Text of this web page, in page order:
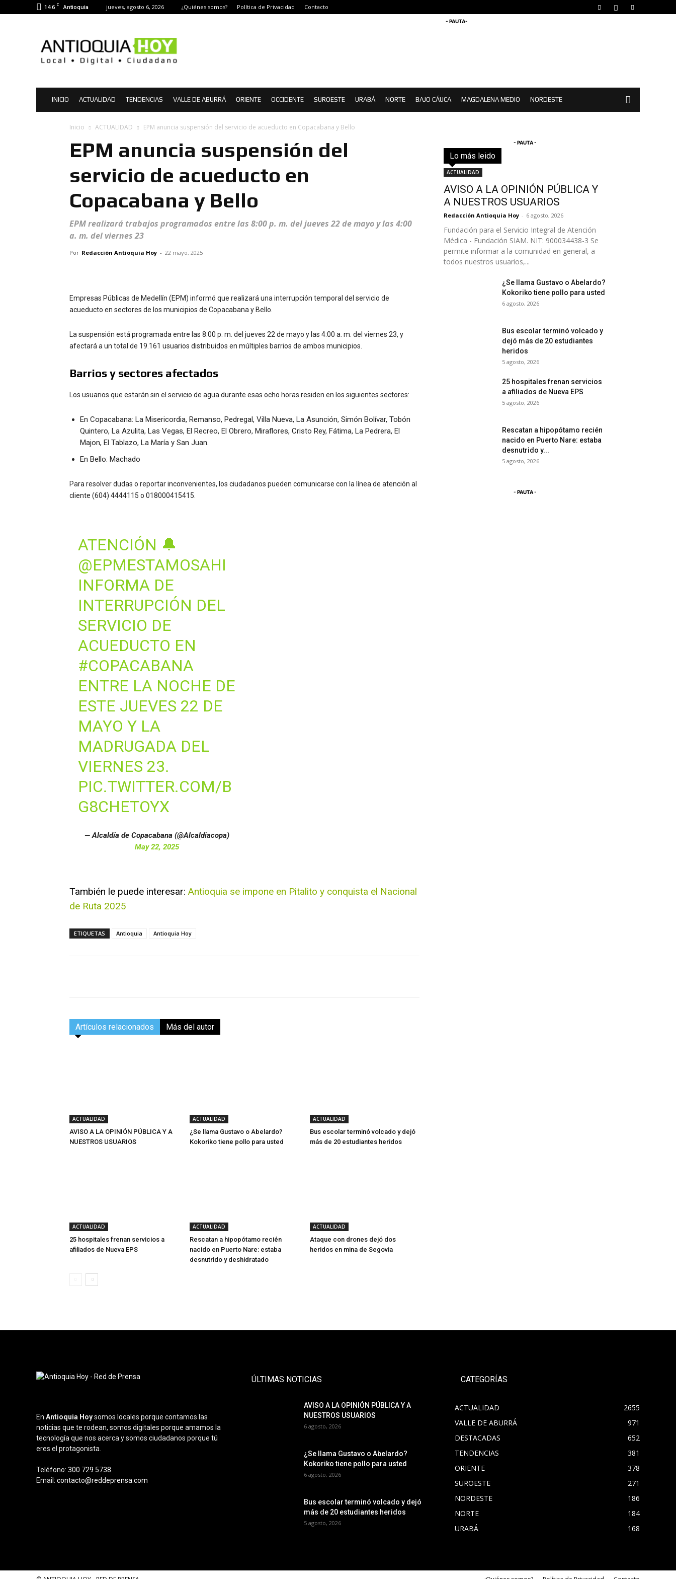
14.6 C Antioquia jueves, agosto 6, 2026 ¿Quiénes somos? Política de Privacidad Contacto
Hoy
|
Noticias
Antioquia
- PAUTA-
INICIO ACTUALIDAD TENDENCIAS VALLE DE ABURRÁ ORIENTE OCCIDENTE SUROESTE URABÁ NORTE BAJO CÁUCA MAGDALENA MEDIO NORDESTE
Inicio ACTUALIDAD EPM anuncia suspensión del servicio de acueducto en Copacabana y Bello
EPM anuncia suspensión del
servicio de acueducto en
Copacabana y Bello
EPM realizará trabajos programados entre las 8:00 p. m. del jueves 22 de mayo y las 4:00
a. m. del viernes 23
Por Redacción Antioquia Hoy - 22 mayo, 2025
Empresas Públicas de Medellín (EPM) informó que realizará una interrupción temporal del servicio de
acueducto en sectores de los municipios de Copacabana y Bello.
La suspensión está programada entre las 8:00 p. m. del jueves 22 de mayo y las 4:00 a. m. del viernes 23, y
afectará a un total de 19.161 usuarios distribuidos en múltiples barrios de ambos municipios.
Barrios y sectores afectados
Los usuarios que estarán sin el servicio de agua durante esas ocho horas residen en los siguientes sectores:
En Copacabana: La Misericordia, Remanso, Pedregal, Villa Nueva, La Asunción, Simón Bolívar, Tobón
Quintero, La Azulita, Las Vegas, El Recreo, El Obrero, Miraflores, Cristo Rey, Fátima, La Pedrera, El
Majon, El Tablazo, La María y San Juan.
En Bello: Machado
Para resolver dudas o reportar inconvenientes, los ciudadanos pueden comunicarse con la línea de atención al
cliente (604) 4444115 o 018000415415.
ATENCIÓN 🔔
@EPMESTAMOSAHI
INFORMA DE
INTERRUPCIÓN DEL
SERVICIO DE
ACUEDUCTO EN
#COPACABANA
ENTRE LA NOCHE DE
ESTE JUEVES 22 DE
MAYO Y LA
MADRUGADA DEL
VIERNES 23.
PIC.TWITTER.COM/B
G8CHETOYX
— Alcaldía de Copacabana (@Alcaldiacopa)
May 22, 2025
También le puede interesar: Antioquia se impone en Pitalito y conquista el Nacional
de Ruta 2025
ETIQUETAS Antioquia Antioquia Hoy
Artículos relacionados Más del autor
ACTUALIDAD
AVISO A LA OPINIÓN PÚBLICA Y A
NUESTROS USUARIOS
ACTUALIDAD
¿Se llama Gustavo o Abelardo?
Kokoriko tiene pollo para usted
ACTUALIDAD
Bus escolar terminó volcado y dejó
más de 20 estudiantes heridos
ACTUALIDAD
25 hospitales frenan servicios a
afiliados de Nueva EPS
ACTUALIDAD
Rescatan a hipopótamo recién
nacido en Puerto Nare: estaba
desnutrido y deshidratado
ACTUALIDAD
Ataque con drones dejó dos
heridos en mina de Segovia
- PAUTA -
Lo más leidoTodo
ACTUALIDAD
AVISO A LA OPINIÓN PÚBLICA Y
A NUESTROS USUARIOS
Redacción Antioquia Hoy - 6 agosto, 2026
Fundación para el Servicio Integral de Atención
Médica - Fundación SIAM. NIT: 900034438-3 Se
permite informar a la comunidad en general, a
todos nuestros usuarios,...
¿Se llama Gustavo o Abelardo?
Kokoriko tiene pollo para usted
6 agosto, 2026
Bus escolar terminó volcado y
dejó más de 20 estudiantes
heridos
5 agosto, 2026
25 hospitales frenan servicios
a afiliados de Nueva EPS
5 agosto, 2026
Rescatan a hipopótamo recién
nacido en Puerto Nare: estaba
desnutrido y...
5 agosto, 2026
- PAUTA -
En Antioquia Hoysomos locales porque contamos las
noticias que te rodean, somos digitales porque amamos la
tecnología que nos acerca y somos ciudadanos porque tú
eres el protagonista.
Teléfono: 300 729 5738
Email: contacto@reddeprensa.com
ÚLTIMAS NOTICIAS
AVISO A LA OPINIÓN PÚBLICA Y A
NUESTROS USUARIOS
6 agosto, 2026
¿Se llama Gustavo o Abelardo?
Kokoriko tiene pollo para usted
6 agosto, 2026
Bus escolar terminó volcado y dejó
más de 20 estudiantes heridos
5 agosto, 2026
CATEGORÍAS
ACTUALIDAD
2655
VALLE DE ABURRÁ
971
DESTACADAS
652
TENDENCIAS
381
ORIENTE
378
SUROESTE
271
NORDESTE
186
NORTE
184
URABÁ
168